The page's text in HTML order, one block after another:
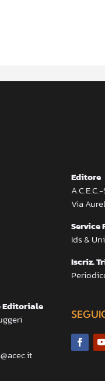
Editoriale
Editore
Via
Service
Ids &
Iscriz.